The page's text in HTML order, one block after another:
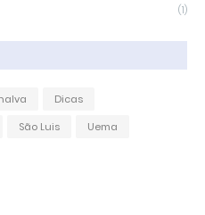
(1)
Dicas
São Luis Uema